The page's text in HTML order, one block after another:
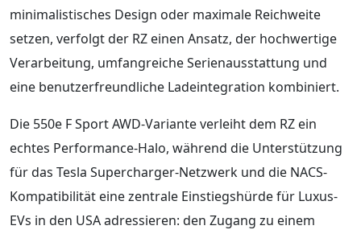
minimalistisches Design oder maximale Reichweite
setzen, verfolgt der RZ einen Ansatz, der hochwertige
Verarbeitung, umfangreiche Serienausstattung und
eine benutzerfreundliche Ladeintegration kombiniert.
Die 550e F Sport AWD-Variante verleiht dem RZ ein
echtes Performance-Halo, während die Unterstützung
für das Tesla Supercharger-Netzwerk und die NACS-
Kompatibilität eine zentrale Einstiegshürde für Luxus-
EVs in den USA adressieren: den Zugang zu einem